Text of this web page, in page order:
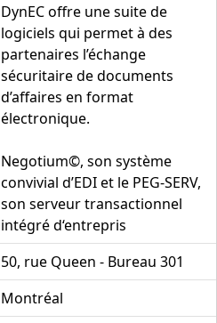
DynEC offre une suite de
logiciels qui permet à des
partenaires l’échange
sécuritaire de documents
d’affaires en format
électronique.
Negotium©, son système
convivial d’EDI et le PEG-SERV,
son serveur transactionnel
intégré d‘entrepris
50, rue Queen - Bureau 301
Montréal